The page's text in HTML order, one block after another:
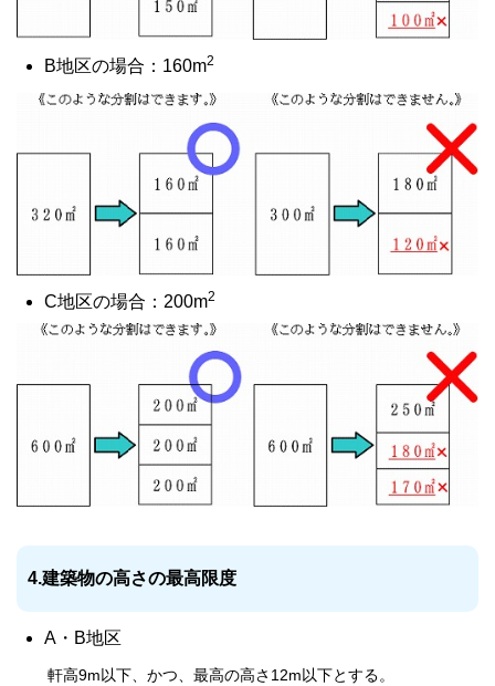
B地区の場合：160m2
C地区の場合：200m2
4.建築物の高さの最高限度
A・B地区
軒高9m以下、かつ、最高の高さ12m以下とする。